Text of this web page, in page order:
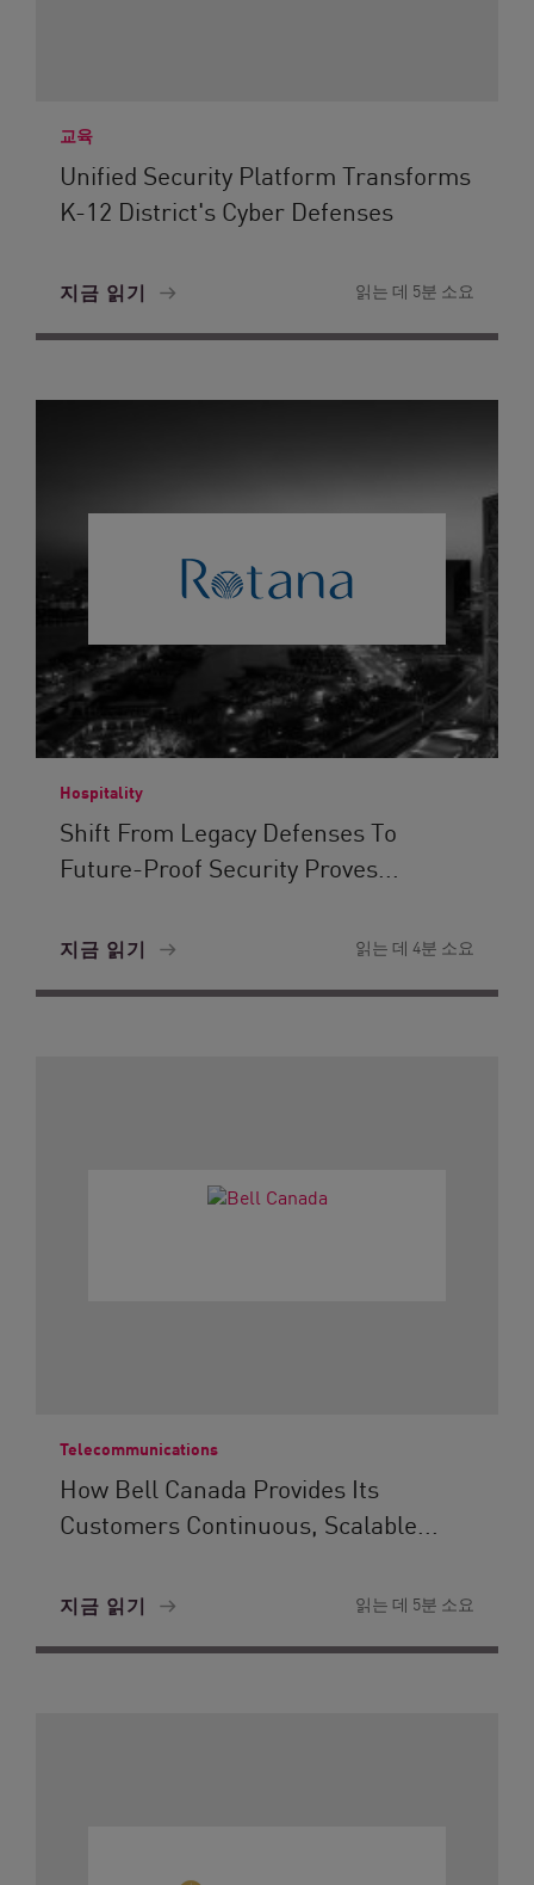
교육
Unified Security Platform Transforms
K-12 District's Cyber Defenses
지금 읽기 읽는 데 5분 소요
Hospitality
Shift From Legacy Defenses To
Future-Proof Security Proves...
지금 읽기 읽는 데 4분 소요
Telecommunications
How Bell Canada Provides Its
Customers Continuous, Scalable...
지금 읽기 읽는 데 5분 소요